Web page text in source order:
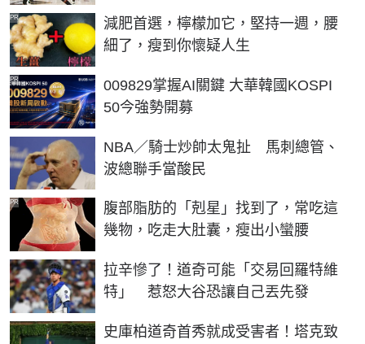
減肥首選，檸檬加它，堅持一週，腰
細了，瘦到你懷疑人生
PR
009829掌握AI關鍵 大華韓國KOSPI
50今強勢開募
PR
NBA／騎士炒帥太鬼扯 馬刺總管、
波總聯手當酸民
腹部脂肪的「剋星」找到了，常吃這
幾物，吃走大肚囊，瘦出小蠻腰
PR
拉辛慘了！道奇可能「交易回羅特維
特」 惹怒大谷恐讓自己丟先發
史庫柏道奇首秀就成受害者！塔克致